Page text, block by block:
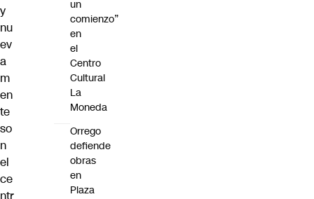
y
nu
ev
a
m
en
te
so
n
el
ce
un
comienzo”
en
el
Centro
Cultural
La
Moneda
Orrego
defiende
obras
en
Plaza